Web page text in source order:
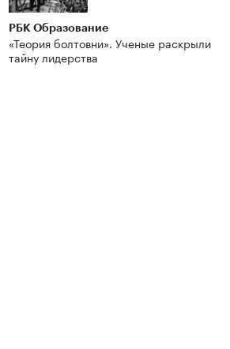
РБК Образование
«Теория болтовни». Ученые раскрыли
тайну лидерства